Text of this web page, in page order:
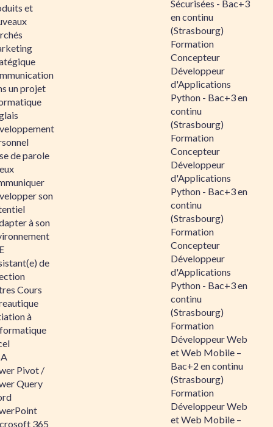
et
un projet
de parole
son
à son
de
Cours
à
Pivot /
Query
365
Sécurisées - Bac+3
en continu
(Strasbourg)
Formation
Concepteur
Développeur
d'Applications
Python - Bac+3 en
continu
(Strasbourg)
Formation
Concepteur
Développeur
d'Applications
Python - Bac+3 en
continu
(Strasbourg)
Formation
Concepteur
Développeur
d'Applications
Python - Bac+3 en
continu
(Strasbourg)
Formation
Développeur Web
et Web Mobile –
Bac+2 en continu
(Strasbourg)
Formation
Développeur Web
et Web Mobile –